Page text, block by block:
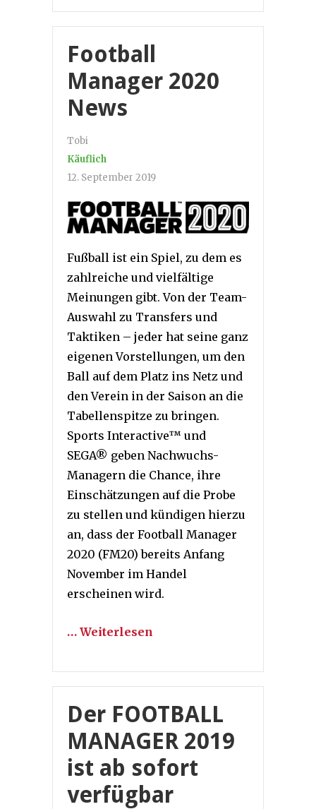
Football
Manager 2020
News
Tobi
Käuflich
12. September 2019
Fußball ist ein Spiel, zu dem es
zahlreiche und vielfältige
Meinungen gibt. Von der Team-
Auswahl zu Transfers und
Taktiken – jeder hat seine ganz
eigenen Vorstellungen, um den
Ball auf dem Platz ins Netz und
den Verein in der Saison an die
Tabellenspitze zu bringen.
Sports Interactive™ und
SEGA® geben Nachwuchs-
Managern die Chance, ihre
Einschätzungen auf die Probe
zu stellen und kündigen hierzu
an, dass der Football Manager
2020 (FM20) bereits Anfang
November im Handel
erscheinen wird.
… Weiterlesen
Der FOOTBALL
MANAGER 2019
ist ab sofort
verfügbar